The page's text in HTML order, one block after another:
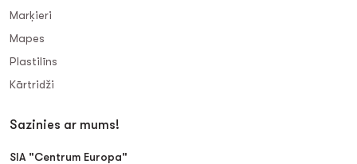
Marķieri
Mapes
Plastilīns
Kārtridži
Sazinies ar mums!
SIA "Centrum Europa"